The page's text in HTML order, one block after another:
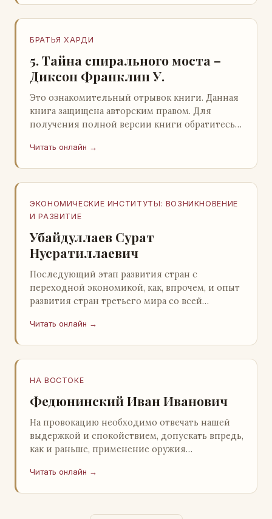
БРАТЬЯ ХАРДИ
5. Тайна спирального моста –
Диксон Франклин У.
Это ознакомительный отрывок книги. Данная
книга защищена авторским правом. Для
получения полной версии книги обратитесь к
легального ко…
Читать онлайн →
ЭКОНОМИЧЕСКИЕ ИНСТИТУТЫ: ВОЗНИКНОВЕНИЕ
И РАЗВИТИЕ
Убайдуллаев Сурат
Нусратиллаевич
Последующий этап развития стран с
переходной экономикой, как, впрочем, и опыт
развития стран третьего мира со всей
ошибочность такого предс…
Читать онлайн →
НА ВОСТОКЕ
Федюнинский Иван Иванович
На провокацию необходимо отвечать нашей
выдержкой и спокойствием, допускать впредь,
как и раньше, применение оружия
самообороны о…
Читать онлайн →